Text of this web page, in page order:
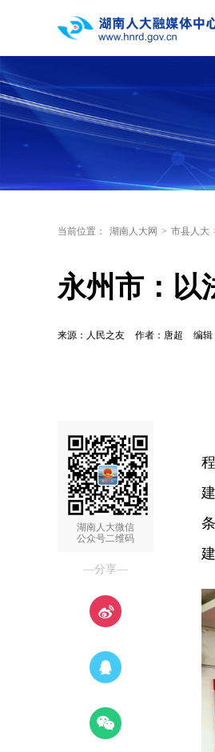
当前位置： 湖南人大网 > 市县人大
永州市：以
来源：人民之友 作者：唐超 编辑
湖南人大微信
公众号二维码
—分享—